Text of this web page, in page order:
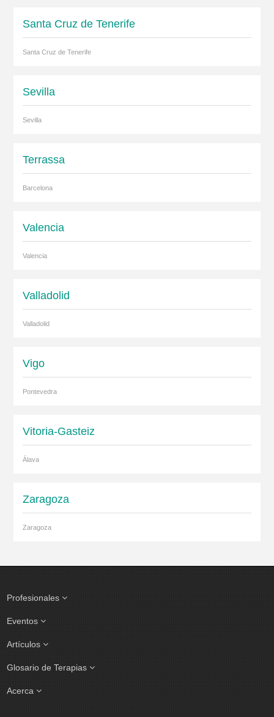
Santa Cruz de Tenerife
Santa Cruz de Tenerife
Sevilla
Sevilla
Terrassa
Barcelona
Valencia
Valencia
Valladolid
Valladolid
Vigo
Pontevedra
Vitoria-Gasteiz
Álava
Zaragoza
Zaragoza
Profesionales
Eventos
Artículos
Glosario de Terapias
Acerca